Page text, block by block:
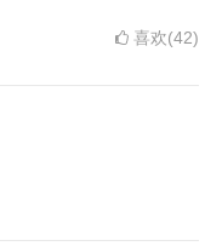
喜欢(42)